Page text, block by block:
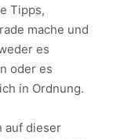
Tipps,
mache und
es
oder es
in Ordnung.
auf dieser